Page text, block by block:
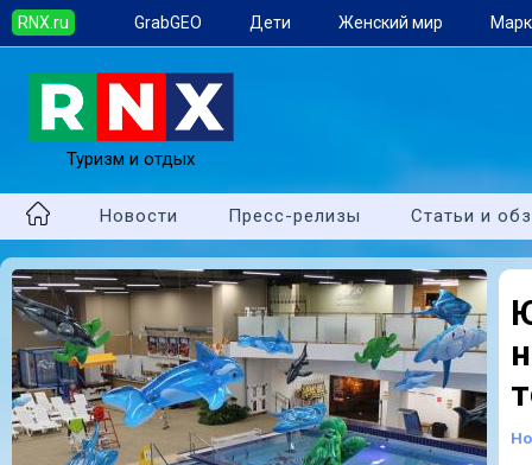
RNX.ru GrabGEO Дети Женский мир
Туризм и отдых
Новости Пресс-релизы Статьи и